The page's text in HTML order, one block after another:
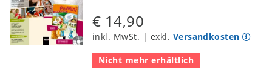
€ 14,90
inkl. MwSt. | exkl. Versandkosten
Nicht mehr erhältlich